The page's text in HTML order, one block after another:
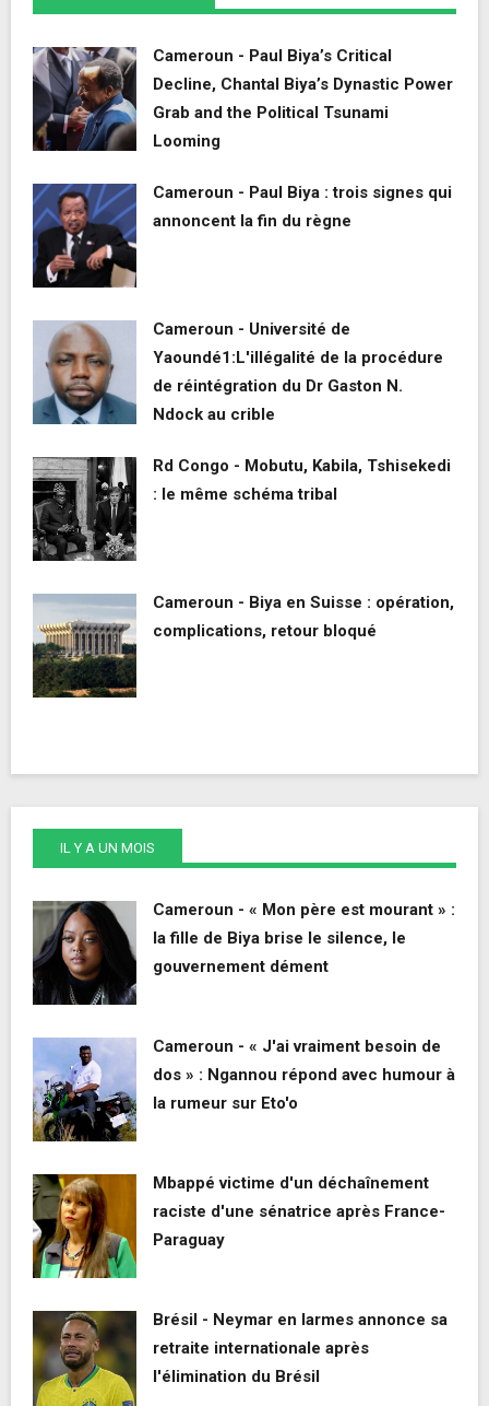
Cameroun - Paul Biya’s Critical
Decline, Chantal Biya’s Dynastic Power
Grab and the Political Tsunami
Looming
Cameroun - Paul Biya : trois signes qui
annoncent la fin du règne
Cameroun - Université de
Yaoundé1:L'illégalité de la procédure
de réintégration du Dr Gaston N.
Ndock au crible
Rd Congo - Mobutu, Kabila, Tshisekedi
: le même schéma tribal
Cameroun - Biya en Suisse : opération,
complications, retour bloqué
IL Y A UN MOIS
Cameroun - « Mon père est mourant » :
la fille de Biya brise le silence, le
gouvernement dément
Cameroun - « J'ai vraiment besoin de
dos » : Ngannou répond avec humour à
la rumeur sur Eto'o
Mbappé victime d'un déchaînement
raciste d'une sénatrice après France-
Paraguay
Brésil - Neymar en larmes annonce sa
retraite internationale après
l'élimination du Brésil